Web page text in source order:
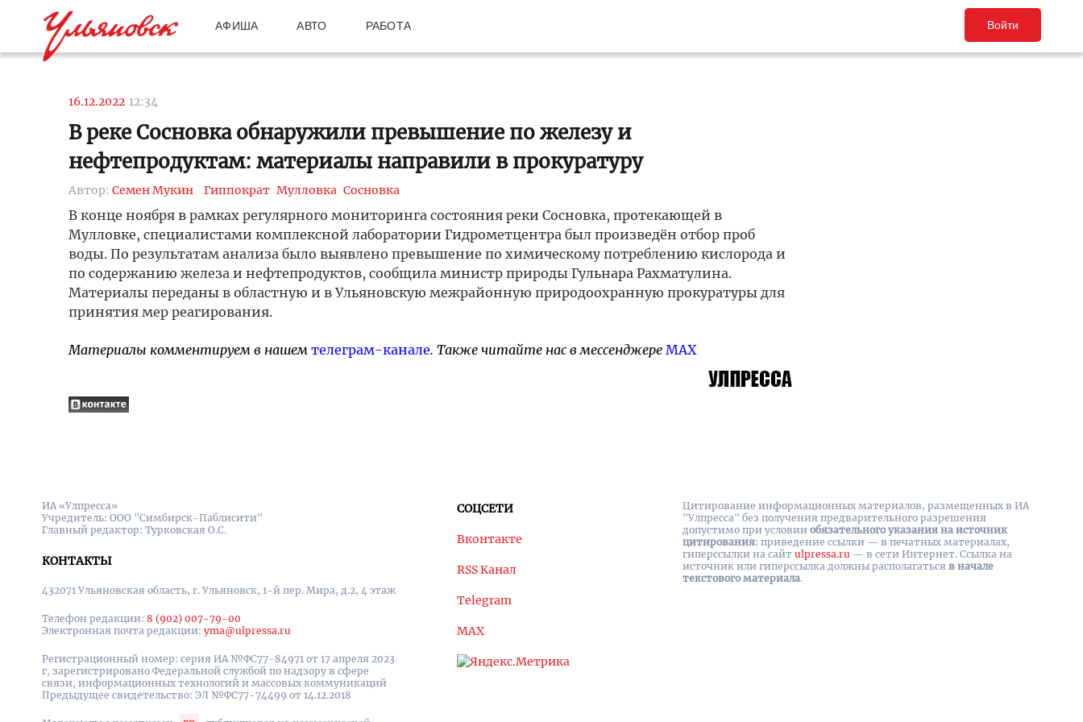
АФИША АВТО РАБОТА Войти
16.12.2022 12:34
В реке Сосновка обнаружили превышение по железу и
нефтепродуктам: материалы направили в прокуратуру
Автор: Семен Мукин Гиппократ Мулловка Сосновка
В конце ноября в рамках регулярного мониторинга состояния реки Сосновка, протекающей в
Мулловке, специалистами комплексной лаборатории Гидрометцентра был произведён отбор проб
воды. По результатам анализа было выявлено превышение по химическому потреблению кислорода и
по содержанию железа и нефтепродуктов, сообщила министр природы Гульнара Рахматулина.
Материалы переданы в областную и в Ульяновскую межрайонную природоохранную прокуратуры для
принятия мер реагирования.
Материалы комментируем в нашем телеграм-канале. Также читайте нас в мессенджере MAX
ИА «Улпресса»
Учредитель: ООО "Симбирск-Паблисити"
Главный редактор: Турковская О.С.
КОНТАКТЫ
432071 Ульяновская область, г. Ульяновск, 1-й пер. Мира, д.2, 4 этаж
Телефон редакции: 8 (902) 007-79-00
Электронная почта редакции: yma@ulpressa.ru
Регистрационный номер: серия ИА №ФС77-84971 от 17 апреля 2023
г, зарегистрировано Федеральной службой по надзору в сфере
связи, информационных технологий и массовых коммуникаций
Предыдущее свидетельство: ЭЛ №ФС77-74499 от 14.12.2018
СОЦСЕТИ
Вконтакте
RSS Канал
Telegram
MAX
Цитирование информационных материалов, размещенных в ИА
"Улпресса" без получения предварительного разрешения
допустимо при условии обязательного указания на источник
цитирования: приведение ссылки — в печатных материалах,
гиперссылки на cайт ulpressa.ru — в сети Интернет. Ссылка на
источник или гиперссылка должны располагаться в начале
текстового материала.